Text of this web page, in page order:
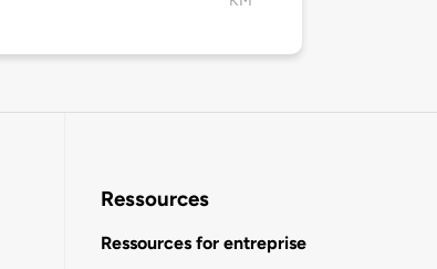
Ressources
Ressources for entreprise